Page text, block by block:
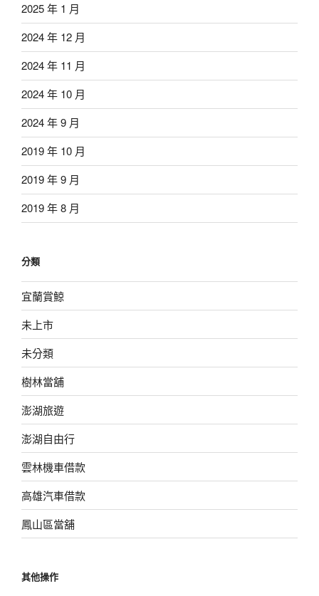
2025 年 1 月
2024 年 12 月
2024 年 11 月
2024 年 10 月
2024 年 9 月
2019 年 10 月
2019 年 9 月
2019 年 8 月
分類
宜蘭賞鯨
未上市
未分類
樹林當舖
澎湖旅遊
澎湖自由行
雲林機車借款
高雄汽車借款
鳳山區當舖
其他操作